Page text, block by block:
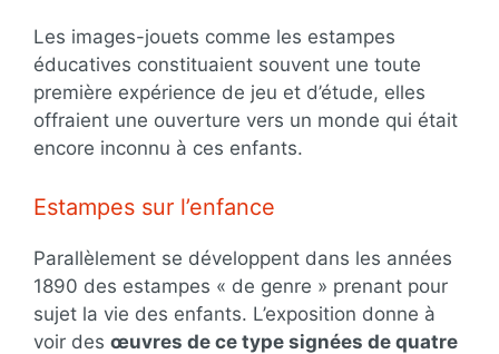
Les images-jouets comme les estampes
éducatives constituaient souvent une toute
première expérience de jeu et d’étude, elles
offraient une ouverture vers un monde qui était
encore inconnu à ces enfants.
Estampes sur l’enfance
Parallèlement se développent dans les années
1890 des estampes « de genre » prenant pour
sujet la vie des enfants. L’exposition donne à
voir des œuvres de ce type signées de quatre